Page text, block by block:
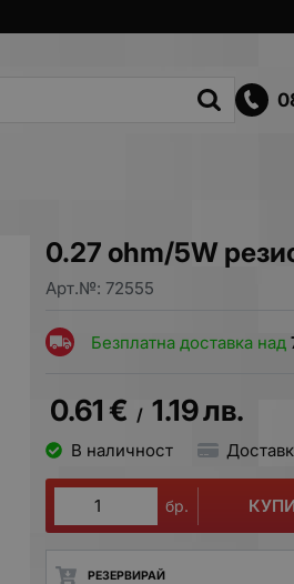
0.27 ohm/5W
Арт.№: 72555
Безплатна доставка над
0.61 € / 1.19лв.
В наличност
бр.
РЕЗЕРВИРАЙ